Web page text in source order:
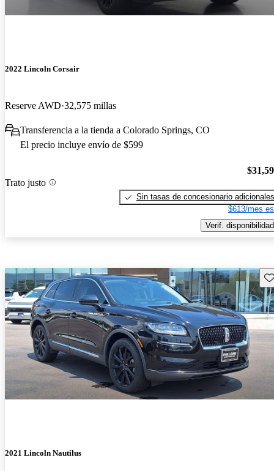
2022 Lincoln Corsair
Reserve AWD 32,575 millas
Transferencia a la tienda a Colorado Springs, CO
El precio incluye envío de $599
Trato justo
Sin tasas de concesionario adicionales
$613/mes
Verif. disponibilidad
2021 Lincoln Nautilus